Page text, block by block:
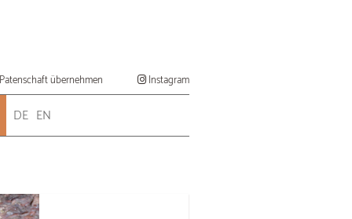
Patenschaft übernehmen Instagram
DE EN